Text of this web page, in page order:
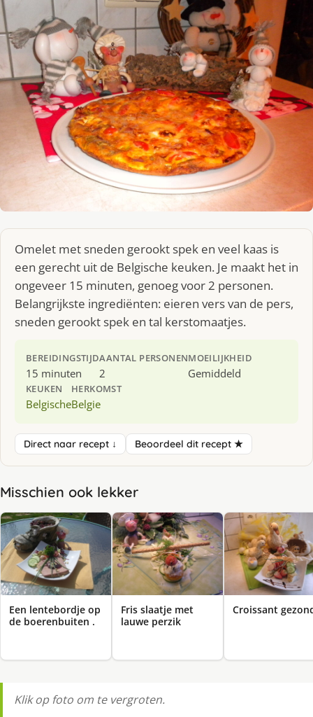
Omelet met sneden gerookt spek en veel kaas is
een gerecht uit de Belgische keuken. Je maakt het in
ongeveer 15 minuten, genoeg voor 2 personen.
Belangrijkste ingrediënten: eieren vers van de pers,
sneden gerookt spek en tal kerstomaatjes.
BEREIDINGSTIJD
15 minuten
AANTAL PERSONEN
2
MOEILIJKHEID
Gemiddeld
KEUKEN
Belgische
HERKOMST
Belgie
Direct naar recept ↓ Beoordeel dit recept ★
Misschien ook lekker
Een lentebordje op
de boerenbuiten .
Fris slaatje met
lauwe perzik
Croissant
Klik op foto om te vergroten.